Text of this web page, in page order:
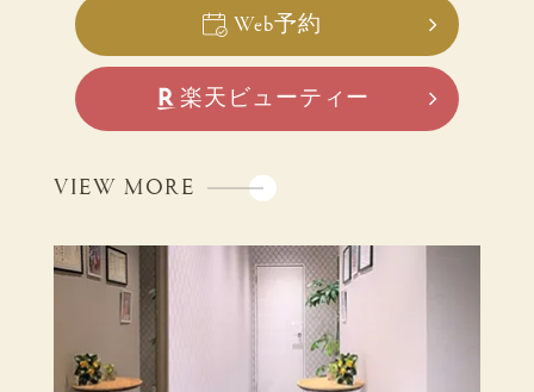
Web予約
楽天ビューティー
VIEW MORE